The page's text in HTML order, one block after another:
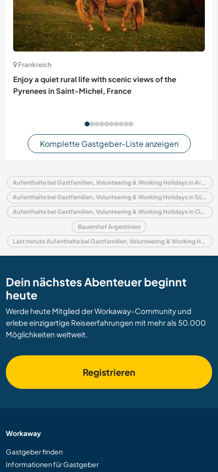
Frankreich
Enjoy a quiet rural life with scenic views of the
Pyrenees in Saint-Michel, France
Komplette Gastgeber-Liste anzeigen
Aufenthalte bei Gastfamilien, Volunteering & Working Holidays in Argentinien
Aufenthalte bei Gastfamilien, Volunteering & Working Holidays in Südamerika
Aufenthalte bei Gastfamilien, Volunteering & Working Holidays in Ciudad de Buenos Aires
Bauernhof Argentinien
Last minute Aufenthalte bei Gastfamilien, Volunteering & Working Holidays in Argentinien
Dein nächstes Abenteuer beginnt
heute
Werde heute Mitglied der Workaway-Community und
erlebe einzigartige Reiseerfahrungen mit mehr als 50.000
Möglichkeiten weltweit.
Registrieren
Workaway
Gastgeber finden
Informationen für Gastgeber